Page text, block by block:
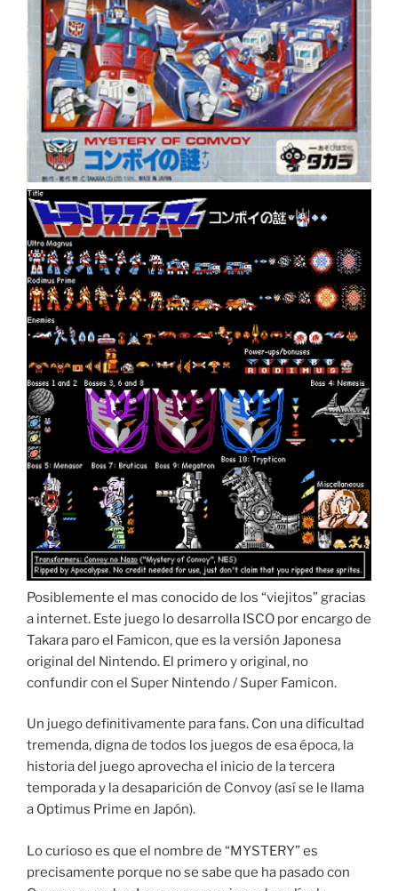
Posiblemente el mas conocido de los “viejitos” gracias
a internet. Este juego lo desarrolla ISCO por encargo de
Takara paro el Famicon, que es la versión Japonesa
original del Nintendo. El primero y original, no
confundir con el Super Nintendo / Super Famicon.
Un juego definitivamente para fans. Con una dificultad
tremenda, digna de todos los juegos de esa época, la
historia del juego aprovecha el inicio de la tercera
temporada y la desaparición de Convoy (así se le llama
a Optimus Prime en Japón).
Lo curioso es que el nombre de “MYSTERY” es
precisamente porque no se sabe que ha pasado con